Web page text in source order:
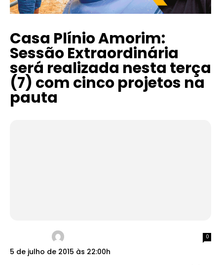
Casa Plínio Amorim:
Sessão Extraordinária
será realizada nesta terça
(7) com cinco projetos na
pauta
5 de julho de 2015 às 22:00h
0